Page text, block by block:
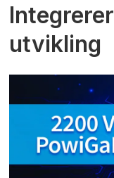
utvikling